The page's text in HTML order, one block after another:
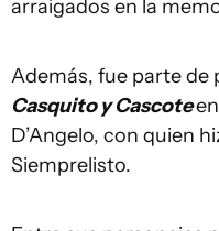
arraigados en la
Además, fue parte
Casquito y Cascote
D’Angelo, con quien
Siemprelisto.